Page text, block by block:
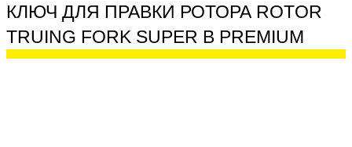
КЛЮЧ ДЛЯ ПРАВКИ РОТОРА ROTOR
TRUING FORK SUPER B PREMIUM